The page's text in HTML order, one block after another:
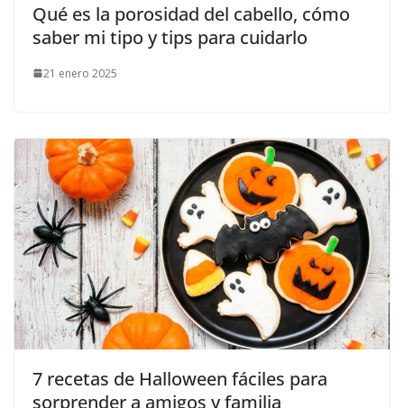
Qué es la porosidad del cabello, cómo
saber mi tipo y tips para cuidarlo
21 enero 2025
7 recetas de Halloween fáciles para
sorprender a amigos y familia